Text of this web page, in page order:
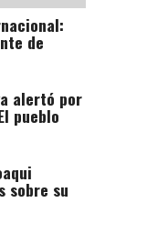
de
alertó por
pueblo
sobre su